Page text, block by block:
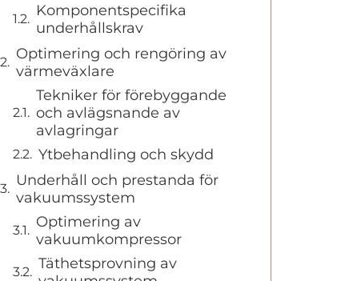
Komponentspecifika
underhållskrav
Optimering och rengöring av
värmeväxlare
Tekniker för förebyggande
och avlägsnande av
avlagringar
Ytbehandling och skydd
Underhåll och prestanda för
vakuumssystem
Optimering av
vakuumkompressor
Täthetsprovning av